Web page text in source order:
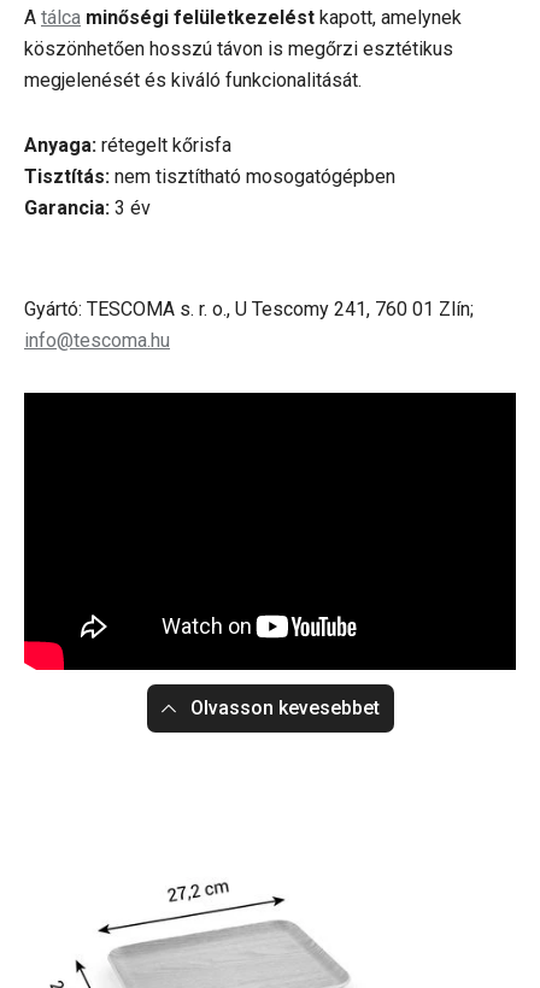
A tálca minőségi felületkezelést kapott, amelynek
köszönhetően hosszú távon is megőrzi esztétikus
megjelenését és kiváló funkcionalitását.
Anyaga: rétegelt kőrisfa
Tisztítás: nem tisztítható mosogatógépben
Garancia: 3 év
Gyártó: TESCOMA s. r. o., U Tescomy 241, 760 01 Zlín;
info@tescoma.hu
Olvasson kevesebbet